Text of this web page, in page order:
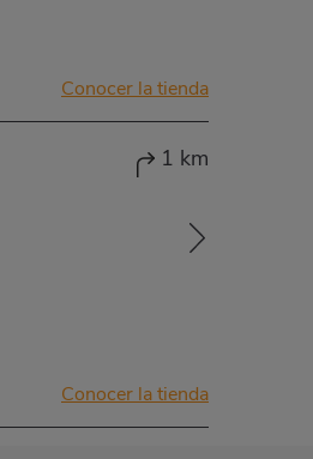
Conocer la tienda
1 km
Conocer la tienda